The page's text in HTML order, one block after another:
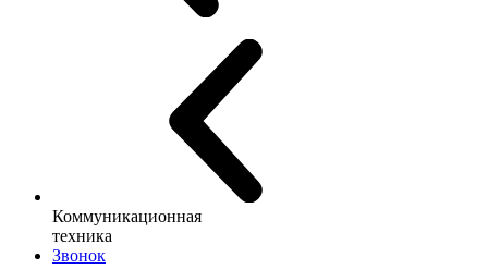
Коммуникационная
техника
Звонок